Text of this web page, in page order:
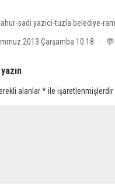
sadi yazici-tuzla belediye-
2013 Çarşamba 10:18 ·
alanlar*ile işaretlenmişlerdir